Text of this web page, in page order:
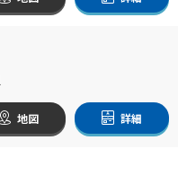
地図 詳細